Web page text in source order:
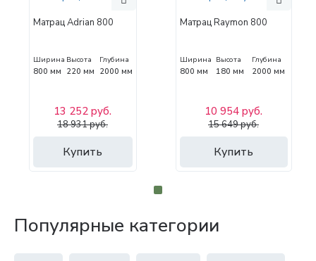
Матрац Adrian 800
Ширина
800 мм
Высота
220 мм
Глубина
2000 мм
Купить
13 252 руб.
18 931 руб.
Матрац Raymon 800
Ширина
800 мм
Высота
180 мм
Глубина
2000 мм
Купить
10 954 руб.
15 649 руб.
Популярные категории